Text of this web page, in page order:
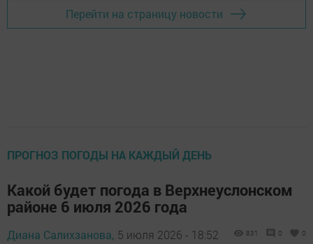
Перейти на страницу новости
ПРОГНОЗ ПОГОДЫ НА КАЖДЫЙ ДЕНЬ
Какой будет погода в Верхнеуслонском
районе 6 июля 2026 года
Диана Салихзанова, 5 июля 2026 - 18:52 831 0 0